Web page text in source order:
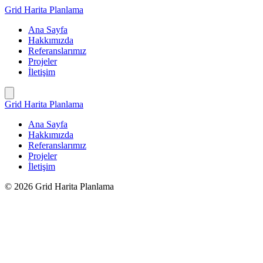
İçeriğe
Grid Harita Planlama
Ana Sayfa
Hakkımızda
Referanslarımız
Projeler
İletişim
Grid Harita Planlama
Ana Sayfa
Hakkımızda
Referanslarımız
Projeler
İletişim
© 2026 Grid Harita Planlama